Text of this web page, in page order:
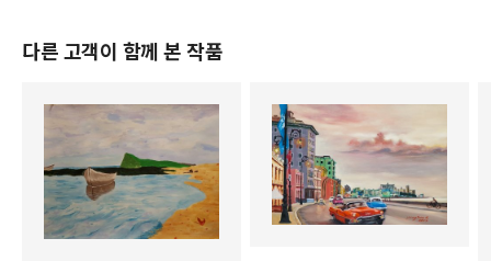
다른 고객이 함께 본 작품